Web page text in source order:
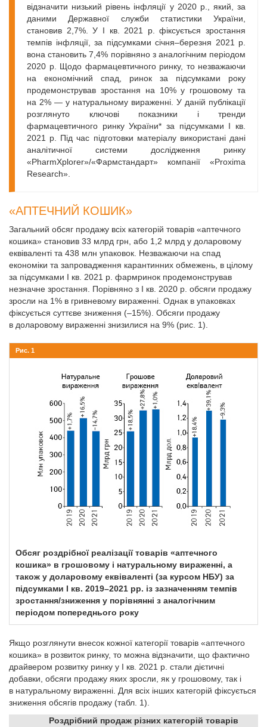
відзначити низький рівень інфляції у 2020 р., який, за
даними Державної служби статистики України,
становив 2,7%. У І кв. 2021 р. фіксується зростання
темпів інфляції, за підсумками січня–березня 2021 р.
вона становить 7,4% порівняно з аналогічним періодом
2020 р. Щодо фармацевтичного ринку, то незважаючи
на економічний спад, ринок за підсумками року
продемонстрував зростання на 10% у грошовому та
на 2% — у натуральному вираженні. У даній публікації
розглянуто ключові показники і тренди
фармацевтичного ринку України* за підсумками І кв.
2021 р. Під час підготовки матеріалу використані дані
аналітичної системи дослідження ринку
«PharmXplorer»/«Фармстандарт» компанії «Proxima
Research».
«АПТЕЧНИЙ КОШИК»
Загальний обсяг продажу всіх категорій товарів «аптечного
кошика» становив 33 млрд грн, або 1,2 млрд у доларовому
еквіваленті та 438 млн упаковок. Незважаючи на спад
економіки та запровадження карантинних обмежень, в цілому
за підсумками І кв. 2021 р. фармринок продемонстрував
незначне зростання. Порівняно з І кв. 2020 р. обсяги продажу
зросли на 1% в гривневому вираженні. Однак в упаковках
фіксується суттєве зниження (–15%). Обсяги продажу
в доларовому вираженні знизилися на 9% (рис. 1).
Рис. 1
Обсяг роздрібної реалізації товарів «аптечного
кошика» в грошовому і натуральному вираженні, а
також у доларовому еквіваленті (за курсом НБУ) за
підсумками І кв. 2019–2021 рр. із зазначенням темпів
зростання/зниження у порівнянні з аналогічним
періодом попереднього року
Якщо розглянути внесок кожної категорії товарів «аптечного
кошика» в розвиток ринку, то можна відзначити, що фактично
драйвером розвитку ринку у І кв. 2021 р. стали дієтичні
добавки, обсяги продажу яких зросли, як у грошовому, так і
в натуральному вираженні. Для всіх інших категорій фіксується
зниження обсягів продажу (табл. 1).
Роздрібний продаж різних категорій товарів